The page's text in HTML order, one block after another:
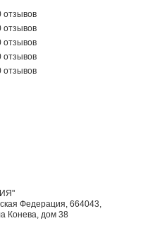
отзывов
отзывов
отзывов
отзывов
отзывов
Федерация, 664043,
Конева, дом 38